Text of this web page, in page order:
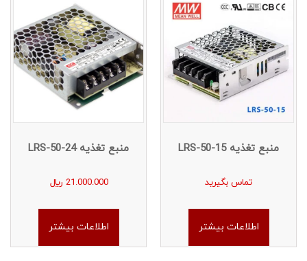
منبع تغذیه LRS-50-15
تماس بگیرید
اطلاعات بیشتر
منبع تغذیه LRS-50-24
21.000.000 ﷼
اطلاعات بیشتر